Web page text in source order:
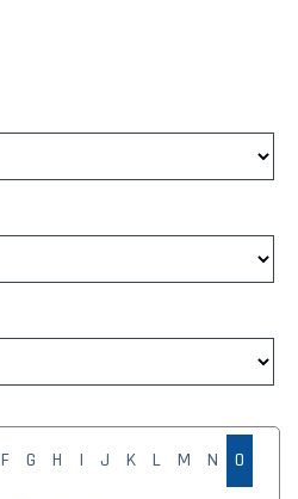
F G H I J K L M N O